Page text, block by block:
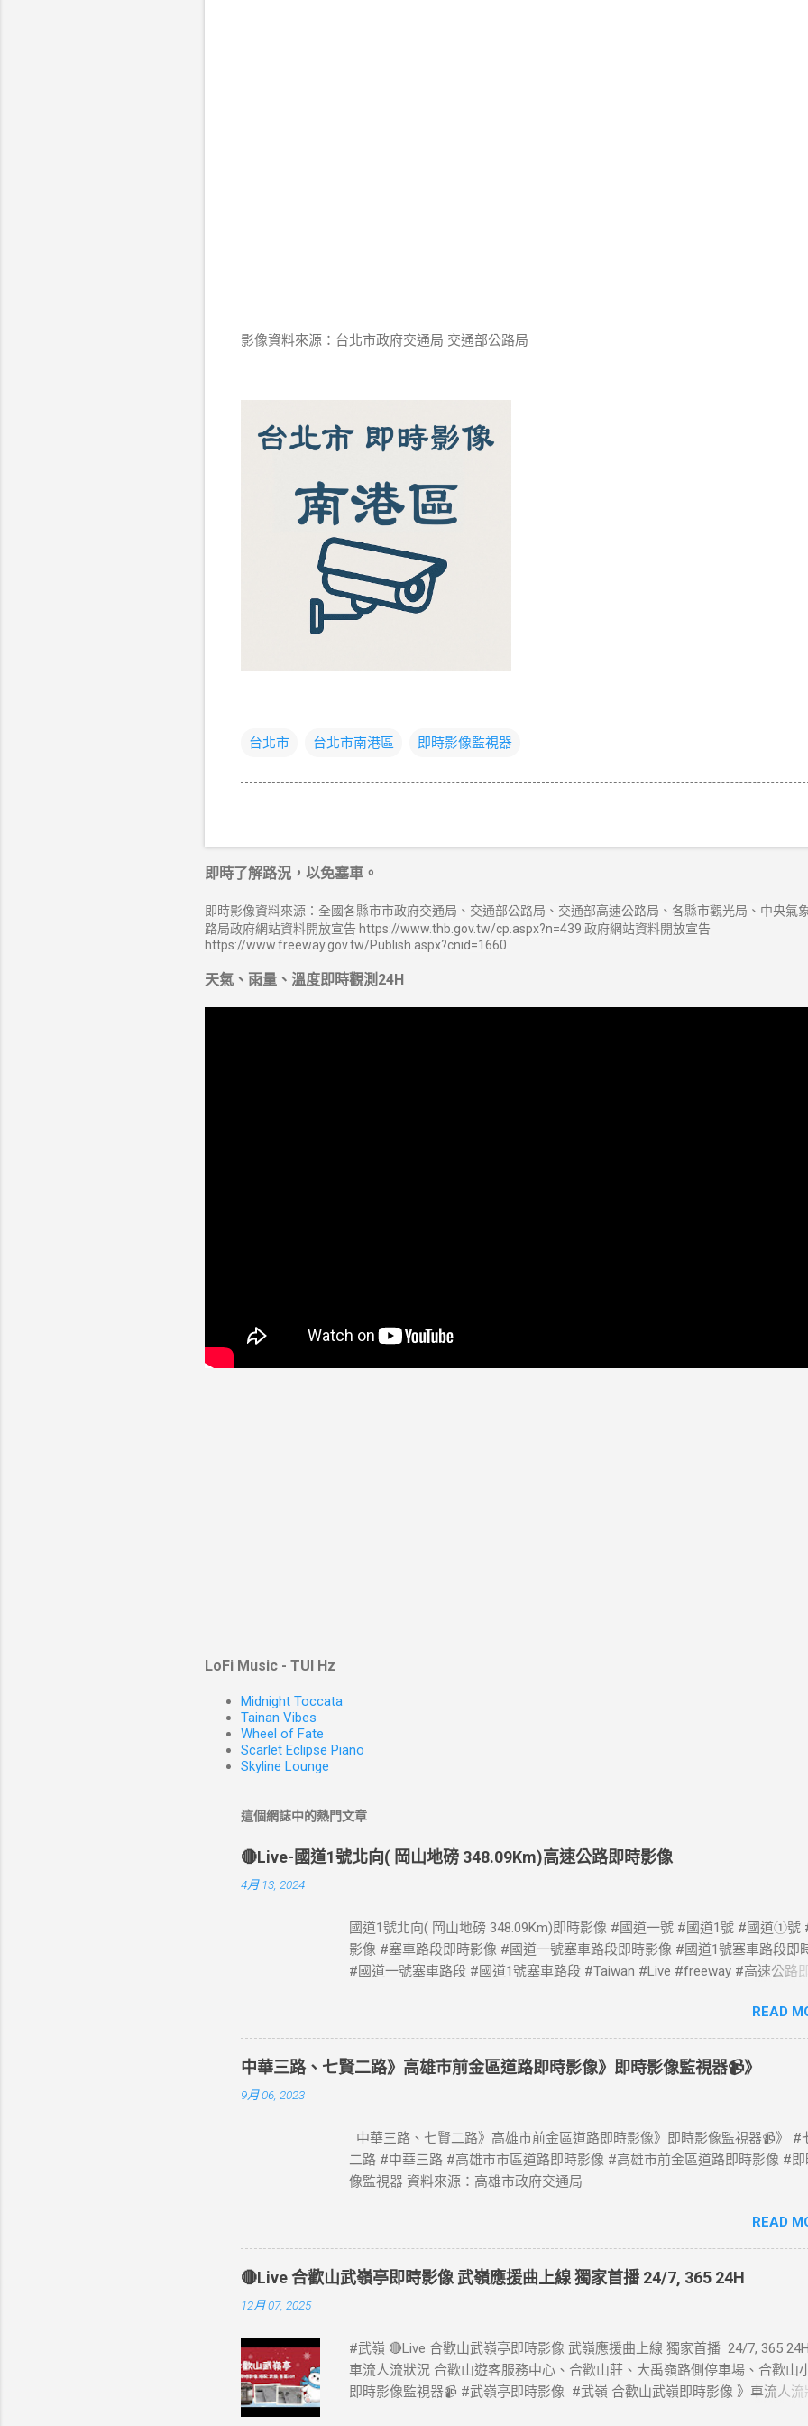
影像資料來源：台北市政府交通局 交通部公路局
台北市 台北市南港區 即時影像監視器
即時了解路況，以免塞車。
即時影像資料來源：全國各縣市市政府交通局、交通部公路局、交通部高速公路局、各縣市觀光局、中央氣
路局政府網站資料開放宣告 https://www.thb.gov.tw/cp.aspx?n=439 政府網站資料開放宣告
https://www.freeway.gov.tw/Publish.aspx?cnid=1660
天氣、雨量、溫度即時觀測24H
LoFi Music - TUI Hz
Midnight Toccata
Tainan Vibes
Wheel of Fate
Scarlet Eclipse Piano
Skyline Lounge
這個網誌中的熱門文章
🔴Live-國道1號北向( 岡山地磅 348.09Km)高速公路即時影像
4月 13, 2024
國道1號北向( 岡山地磅 348.09Km)即時影像 #國道一號 #國道1號 #國道①號
影像 #塞車路段即時影像 #國道一號塞車路段即時影像 #國道1號塞車路段即
#國道一號塞車路段 #國道1號塞車路段 #Taiwan #Live #freeway #高速公路
網站資料開放宣告 https://www.freeway.gov.tw/Publish.aspx?cnid=1660READ
中華三路、七賢二路》高雄市前金區道路即時影像》即時影像監視器📹》
9月 06, 2023
中華三路、七賢二路》高雄市前金區道路即時影像》即時影像監視器📹》 #
二路 #中華三路 #高雄市市區道路即時影像 #高雄市前金區道路即時影像 #即
像監視器 資料來源：高雄市政府交通局
READ
🔴Live 合歡山武嶺亭即時影像 武嶺應援曲上線 獨家首播 24/7, 365 24H
12月 07, 2025
#武嶺 🔴Live 合歡山武嶺亭即時影像 武嶺應援曲上線 獨家首播 24/7, 365
車流人流狀況 合歡山遊客服務中心、合歡山莊、大禹嶺路側停車場、合歡山
即時影像監視器📹 #武嶺亭即時影像 #武嶺 合歡山武嶺即時影像 》車流人流